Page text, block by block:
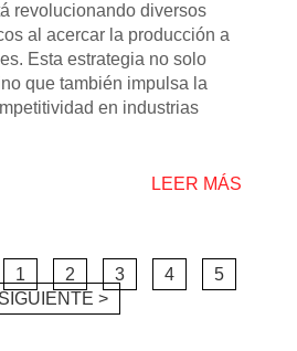
revolucionando diversos
al acercar la producción a
Esta estrategia no solo
que también impulsa la
en industrias
LEER MÁS
1 2 3 4
5
SIGUIENTE >